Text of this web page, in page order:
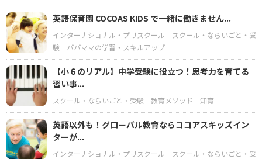
英語保育園 COCOAS KIDS で一緒に働きません...
インターナショナル・プリスクール
スクール・ならいごと・受
験
パパママの学習・スキルアップ
【小６のリアル】中学受験に役立つ！思考力を育てる
習い事...
スクール・ならいごと・受験 教育メソッド 知育
英語以外も！グローバル教育ならココアスキッズイン
ターが...
インターナショナル・プリスクール
スクール・ならいごと・受